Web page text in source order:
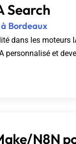
Search
Bordeaux
dans les moteurs
personnalisé et
N8N